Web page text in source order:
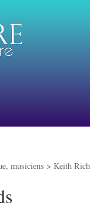
musiciens > Keith